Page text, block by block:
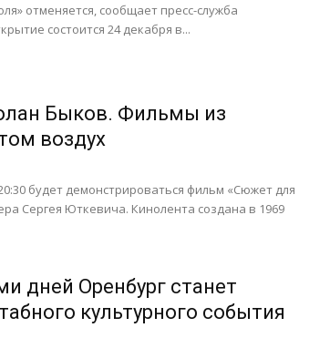
отменяется, сообщает пресс-служба
состоится 24 декабря в...
Быков. Фильмы из
воздух
будет демонстрироваться фильм «Сюжет для
Сергея Юткевича. Кинолента создана в 1969
дней Оренбург станет
культурного события